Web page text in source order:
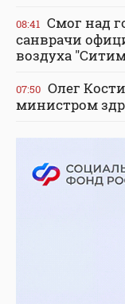
08:41 Смог над
санврачи
воздуха
07:50 Олег
министром